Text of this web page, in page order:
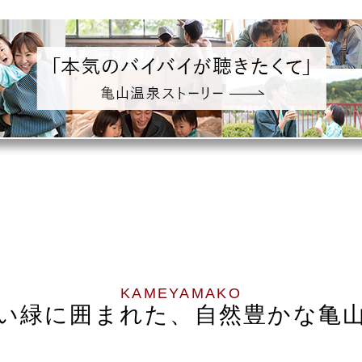
KAMEYAMAKO
緑に囲まれた、 自然豊かな亀